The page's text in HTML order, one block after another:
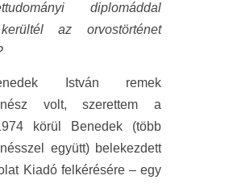
diplomáddal
az orvostörténet
István remek
volt, szerettem a
körül Benedek (több
együtt) belekezdett
Kiadó felkérésére – egy